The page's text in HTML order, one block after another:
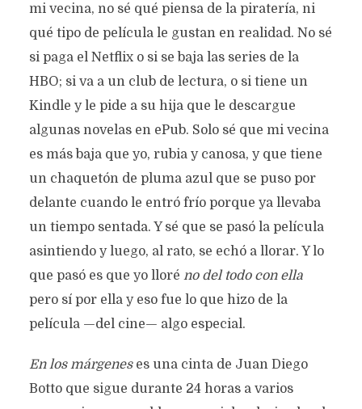
mi vecina, no sé qué piensa de la piratería, ni
qué tipo de película le gustan en realidad. No sé
si paga el Netflix o si se baja las series de la
HBO; si va a un club de lectura, o si tiene un
Kindle y le pide a su hija que le descargue
algunas novelas en ePub. Solo sé que mi vecina
es más baja que yo, rubia y canosa, y que tiene
un chaquetón de pluma azul que se puso por
delante cuando le entró frío porque ya llevaba
un tiempo sentada. Y sé que se pasó la película
asintiendo y luego, al rato, se echó a llorar. Y lo
que pasó es que yo lloré no del todo con ella
pero sí por ella y eso fue lo que hizo de la
película —del cine— algo especial.
En los márgeneses una cinta de Juan Diego
Botto que sigue durante 24 horas a varios